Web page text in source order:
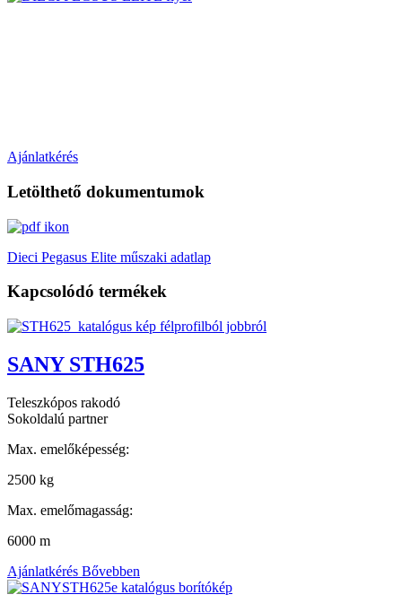
Ajánlatkérés
Letölthető dokumentumok
Dieci Pegasus Elite műszaki adatlap
Kapcsolódó termékek
SANY STH625
Teleszkópos rakodó
Sokoldalú partner
Max. emelőképesség:
2500 kg
Max. emelőmagasság:
6000 m
Ajánlatkérés Bővebben